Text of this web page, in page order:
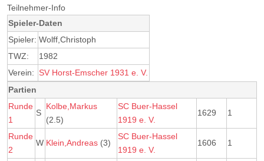
Teilnehmer-Info
Spieler-Daten
Spieler: Wolff,Christoph
TWZ:
1982
Verein:
SV Horst-Emscher 1931 e. V.
Partien
Runde
1
S
Kolbe,Markus
(2.5)
SC Buer-Hassel
1919 e. V.
1629 1
Runde
2
W Klein,Andreas (3)
SC Buer-Hassel
1919 e. V.
1606 1